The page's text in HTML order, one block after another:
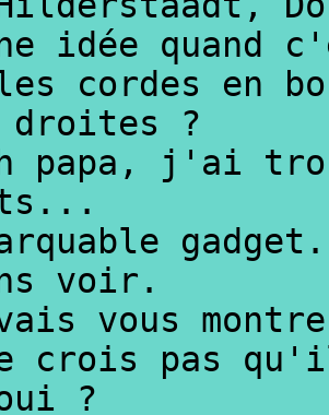
idée
cordes en
?
papa, j'ai
voir.
vous
crois pas
?